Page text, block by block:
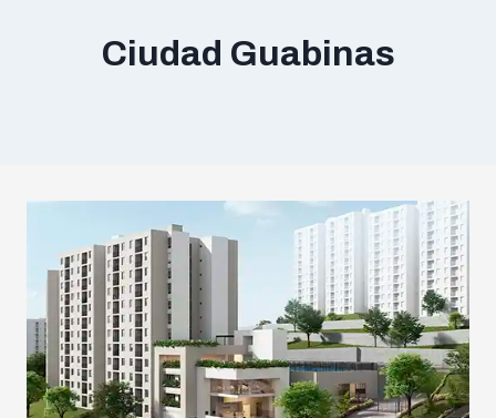
Ciudad Guabinas